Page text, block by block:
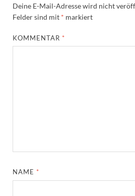
Deine E-Mail-Adresse wird nicht
Felder sind mit * markiert
KOMMENTAR *
NAME *